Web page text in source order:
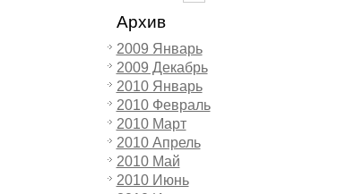
Архив
2009 Январь
2009 Декабрь
2010 Январь
2010 Февраль
2010 Март
2010 Апрель
2010 Май
2010 Июнь